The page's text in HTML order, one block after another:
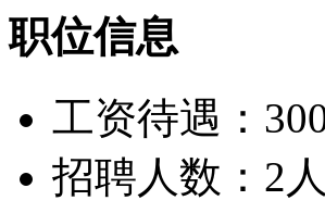
职位信息
工资待遇：
招聘人数：2人